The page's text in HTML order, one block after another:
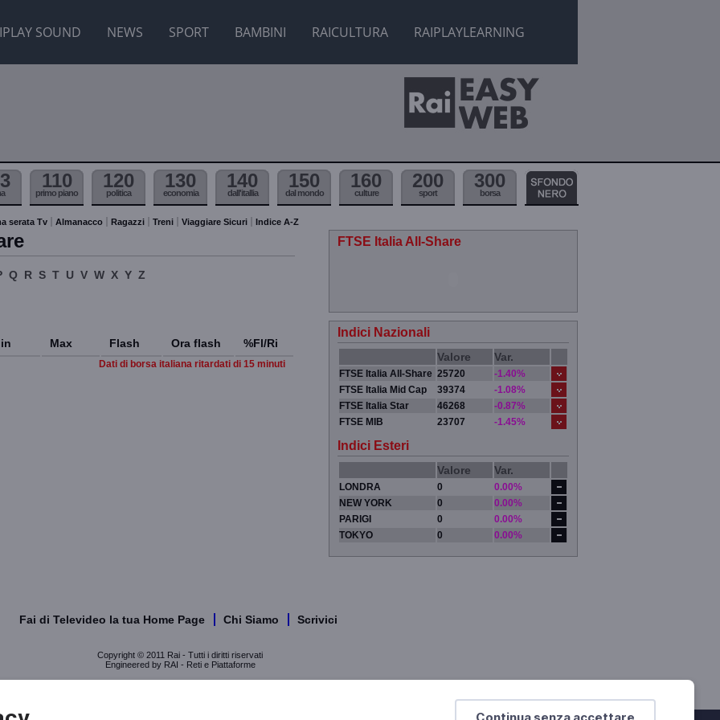
SOUND NEWS SPORT BAMBINI RAICULTURA RAIPLAYLEARNING
Continua senza accettare
110
primo piano
120
politica
130
economia
140
dall'itallia
150
dal mondo
160
culture
200
sport
300
borsa
serata Tv Almanacco Ragazzi Treni Viaggiare Sicuri Indice A-Z
Q R S T U V W X Y Z
Max Flash Ora flash %Fl/Ri
Dati di borsa italiana ritardati di 15 minuti
FTSE Italia All-Share
Indici Nazionali
Valore Var.
FTSE Italia All-Share 25720
-1.40%
FTSE Italia Mid Cap
39374
-1.08%
FTSE Italia Star
46268
-0.87%
FTSE MIB
23707 -1.45%
Indici Esteri
Valore Var.
LONDRA 0
0.00%
NEW YORK
0
0.00%
PARIGI
0
0.00%
TOKYO
0 0.00%
Fai di Televideo la tua Home Page Chi Siamo Scrivici
Copyright © 2011 Rai - Tutti i diritti riservati
Engineered by RAI - Reti e Piattaforme